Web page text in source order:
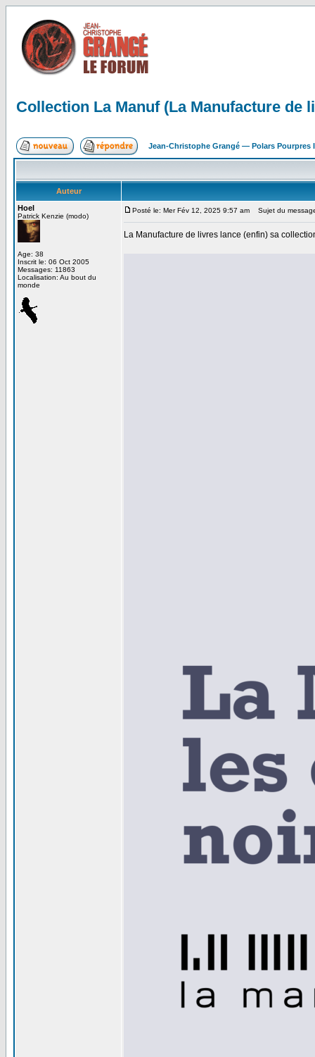
Collection La Manuf (La Manufacture de
Jean-Christophe Grangé — Polars Pourpres
Auteur
Hoel
Patrick Kenzie (modo)
Age: 38
Inscrit le: 06 Oct 2005
Messages: 11863
Localisation: Au bout du
monde
Posté le: Mer Fév 12, 2025 9:57 am Sujet du
La Manufacture de livres lance (enfin) sa